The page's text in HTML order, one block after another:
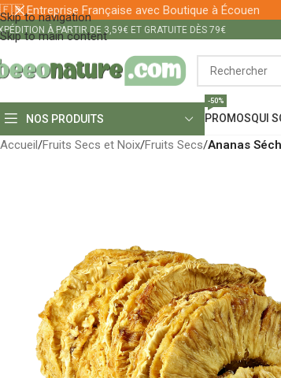
Skip to navigation
Skip to main content
🇫🇷 Entreprise Française avec Boutique à Écouen
À PARTIR DE 3,59€ ET GRATUITE DÈS 79€
NOS PRODUITS PROMOS
-50%
QUI
Accueil/Fruits Secs et Noix/Fruits Secs/Ananas